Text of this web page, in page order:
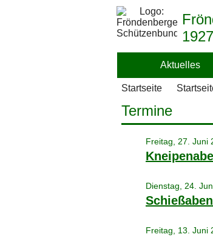
Aktuelles
Startseite
Termine
Freitag, 27. Juni
Dienstag, 24.
Freitag, 13. Juni